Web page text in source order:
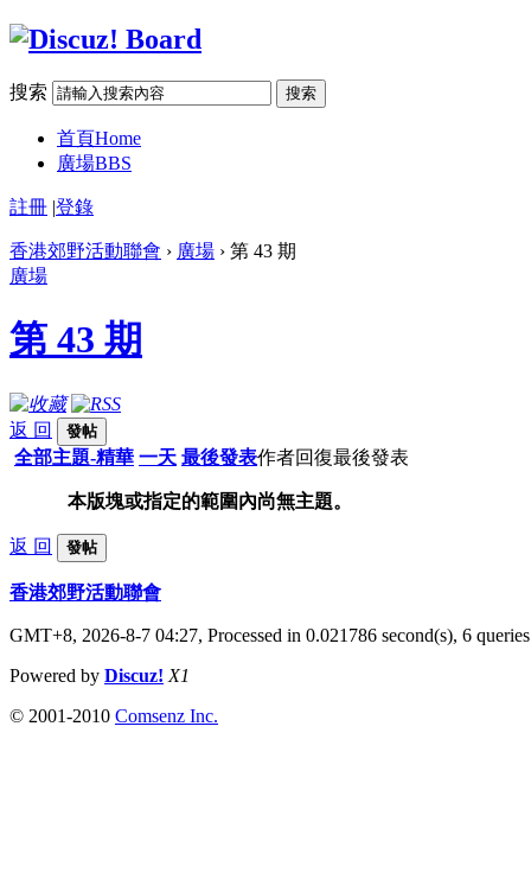
搜索 搜索
首頁Home
廣場BBS
註冊 |登錄
香港郊野活動聯會 › 廣場 › 第 43 期
廣場
第 43 期
返 回 發帖
全部主題-精華 一天 最後發表作者回復最後發表
本版塊或指定的範圍內尚無主題。
返 回 發帖
香港郊野活動聯會
GMT+8, 2026-8-7 04:27, Processed in 0.021786 second(s), 6 queries
Powered by Discuz! X1
© 2001-2010 Comsenz Inc.